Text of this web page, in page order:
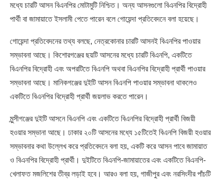
মধ্যে চারটি আসন বিএনপির মোটামুটি নিশ্চিত। অন্য আসনগুলো বিএনপির বিদ্রোহী
পার্থী বা জামায়াতে ইসলামী পেতে পারেন বলে গোয়েন্দা প্রতিবেদনে বলা হয়েছে।
গোয়েন্দা প্রতিবেদনের তথ্য বলছে, নেত্রকোনার চারটি আসনই বিএনপির পাওয়ার
সম্ভাবনা আছে। কিশোরগঞ্জের ছয়টি আসনের মধ্যে চারটি বিএনপি, একটিতে
বিএনপির বিদ্রোহী এবং অপরটিতে বিএনপি অথবা বিএনপির বিদ্রোহী প্রার্থী পাওয়ার
সম্ভাবনা আছে। মানিকগঞ্জের দুইটি আসন বিএনপি পাওয়ার সম্ভাবনা থাকলেও
একটিতে বিএনপির বিদ্রোহী প্রার্থী জয়লাভ করতে পারেন।
মুন্সীগঞ্জের দুইটি আসনে বিএনপি এবং একটিতে বিএনপির বিদ্রোহী প্রার্থী বিজয়ী
হওয়ার সম্ভানা আছে। ঢাকার ২০টি আসনের মধ্যে ১৫টিতেই বিএনপি বিজয়ী হওয়ার
সম্ভাবনার কথা উল্লেখ করে প্রতিবেদনে বলা হয়, একটি করে আসন পাবে জামায়াত
ও বিএনপির বিদ্রোহী প্রার্থী। দুইটিতে বিএনপি-জামায়াতের এবং একটিতে বিএনপি-
খেলাফত মজলিশের তীব্র লড়াই হবে। আরও বলা হয়, গাজীপুর এবং নরসিংদীর পাঁচটি